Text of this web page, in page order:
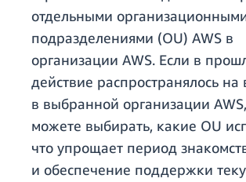
отдельными
подразделениями (OU) AWS в
организации AWS. Если в
действие распространялось на
в выбранной организации
можете выбирать, какие OU
что упрощает период
и обеспечение поддержки